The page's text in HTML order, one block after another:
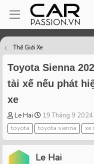
Thế Giới Xe
Toyota Sienna
tài xế nếu phát
xe
T
h
r
e
a
Le Hai
S
t
a
r
t
19 Tháng 9 2024
toyota
toyota sienna xe
Le Hai